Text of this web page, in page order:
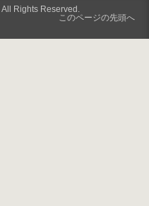
All Rights Reserved.
このページの先頭へ